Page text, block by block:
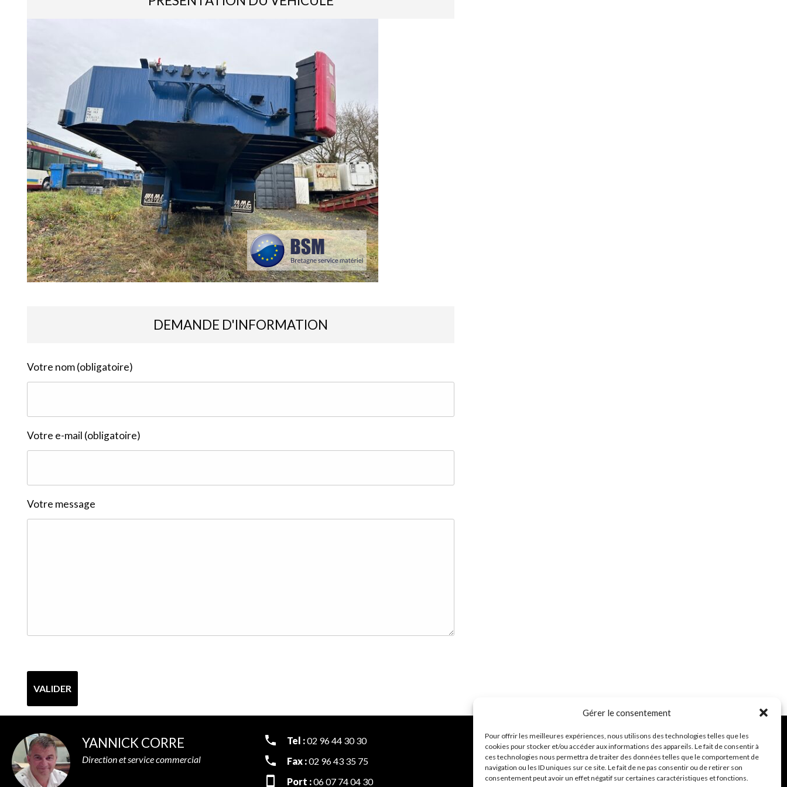
Gérer le consentement
Pour offrir les meilleures expériences, nous utilisons des technologies telles que les
cookies pour stocker et/ou accéder aux informations des appareils. Le fait de consentir à
ces technologies nous permettra de traiter des données telles que le comportement de
navigation ou les ID uniques sur ce site. Le fait de ne pas consentir ou de retirer son
consentement peut avoir un effet négatif sur certaines caractéristiques et fonctions.
DEMANDE D'INFORMATION
Votre nom (obligatoire)
Votre e-mail (obligatoire)
Votre message
YANNICK CORRE
Direction et service commercial
Tel :02 96 44 30 30
Fax :02 96 43 35 75
Port :06 07 74 04 30
2 route du Foz 22810 BELLE ISLE EN TERRE